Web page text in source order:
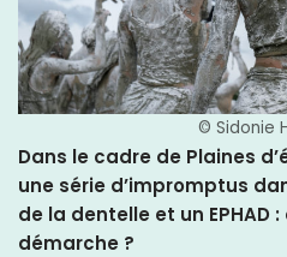
© Sidonie
Dans le cadre de Plaines
une série d’impromptus
de la dentelle et un EPHAD
démarche ?